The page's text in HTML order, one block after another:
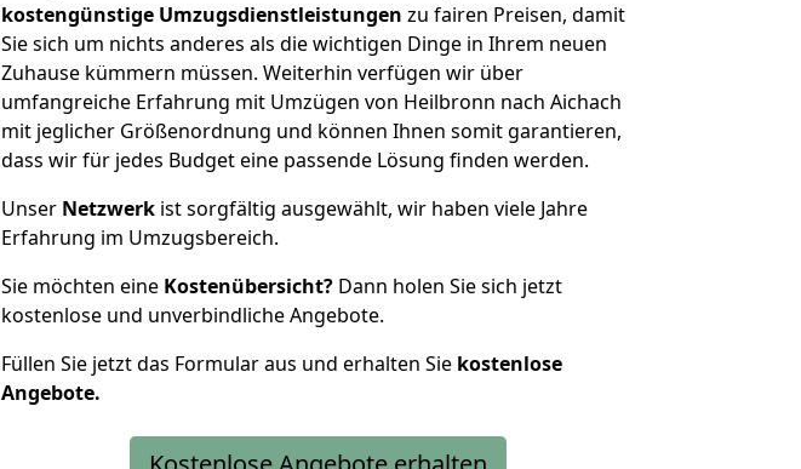
kostengünstige Umzugsdienstleistungen zu fairen Preisen, damit
Sie sich um nichts anderes als die wichtigen Dinge in Ihrem neuen
Zuhause kümmern müssen. Weiterhin verfügen wir über
umfangreiche Erfahrung mit Umzügen von Heilbronn nach Aichach
mit jeglicher Größenordnung und können Ihnen somit garantieren,
dass wir für jedes Budget eine passende Lösung finden werden.
Unser Netzwerk ist sorgfältig ausgewählt, wir haben viele Jahre
Erfahrung im Umzugsbereich.
Sie möchten eine Kostenübersicht? Dann holen Sie sich jetzt
kostenlose und unverbindliche Angebote.
Füllen Sie jetzt das Formular aus und erhalten Sie kostenlose
Angebote.